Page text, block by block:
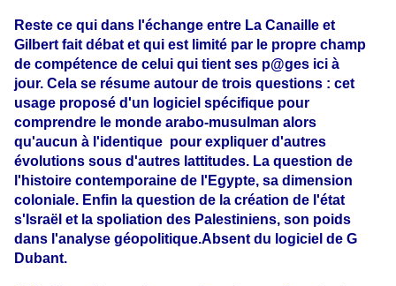
Reste ce qui dans l'échange entre La Canaille et
Gilbert fait débat et qui est limité par le propre champ
de compétence de celui qui tient ses p@ges ici à
jour. Cela se résume autour de trois questions : cet
usage proposé d'un logiciel spécifique pour
comprendre le monde arabo-musulman alors
qu'aucun à l'identique pour expliquer d'autres
évolutions sous d'autres lattitudes. La question de
l'histoire contemporaine de l'Egypte, sa dimension
coloniale. Enfin la question de la création de l'état
s'Israël et la spoliation des Palestiniens, son poids
dans l'analyse géopolitique.Absent du logiciel de G
Dubant.